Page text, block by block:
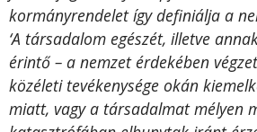
kormányrendelet így definiálja a
‘A társadalom egészét, illetve
érintő – a nemzet érdekében
közéleti tevékenysége okán
miatt, vagy a társadalmat mélyen